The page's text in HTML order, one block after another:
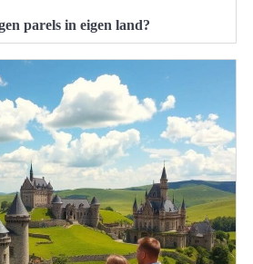
parels in eigen land?